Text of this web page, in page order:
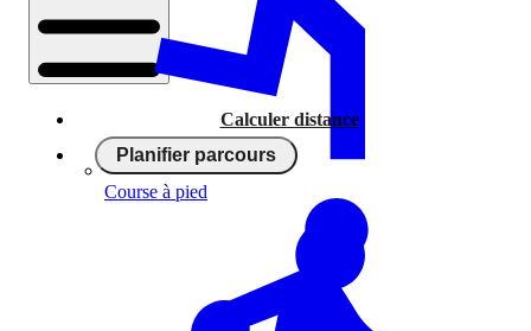
Calculer distance
Planifier parcours
Course à pied